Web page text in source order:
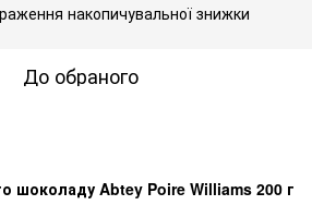
накопичувальної знижки
До обраного
шоколаду Abtey Poire Williams 200 г